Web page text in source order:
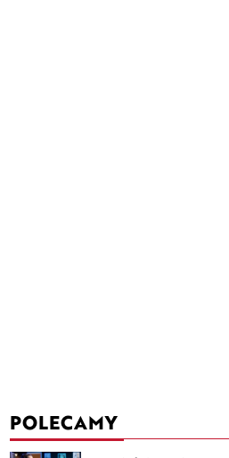
POLECAMY